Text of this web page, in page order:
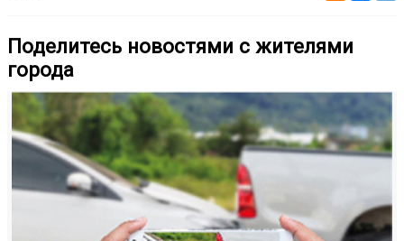
Поделитесь новостями с жителями
города